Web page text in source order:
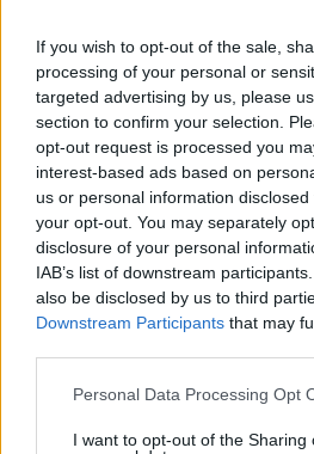
If you wish to opt-out of the sale,
processing of your personal or
targeted advertising by us, please
section to confirm your selection.
opt-out request is processed you
interest-based ads based on
us or personal information
your opt-out. You may separately
disclosure of your personal
IAB’s list of downstream
also be disclosed by us to third
Downstream Participants that may
Please note that this website/app
not limited to your visit or usage
Personal Data Processing Opt
I want to opt-out of the Sharing
Thema Insights
και μάθετε πρώτοι όλες τις
Δείτε όλες τις τελευταίες
και τον Κόσμο, τη στιγμή που
Protothema.gr